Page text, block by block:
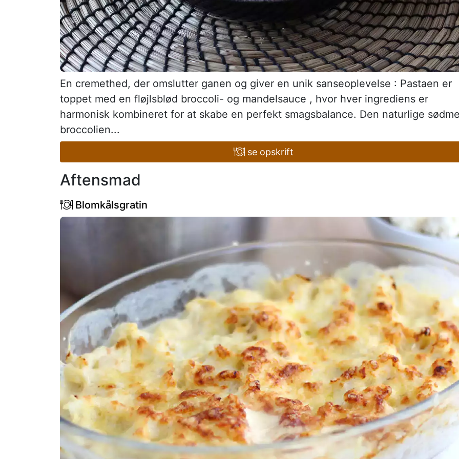
En cremethed, der omslutter ganen og giver en unik sanseoplevelse : Pastaen er
toppet med en fløjlsblød broccoli- og mandelsauce , hvor hver ingrediens er
harmonisk kombineret for at skabe en perfekt smagsbalance. Den naturlige
broccolien...
se opskrift
Aftensmad
Blomkålsgratin